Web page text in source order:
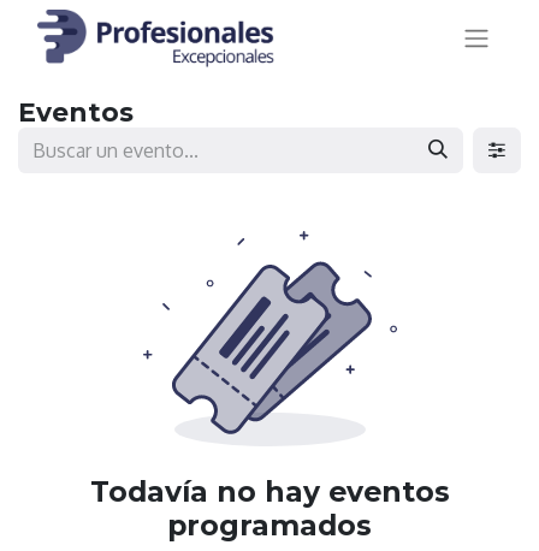
Eventos
Todavía no hay eventos
programados